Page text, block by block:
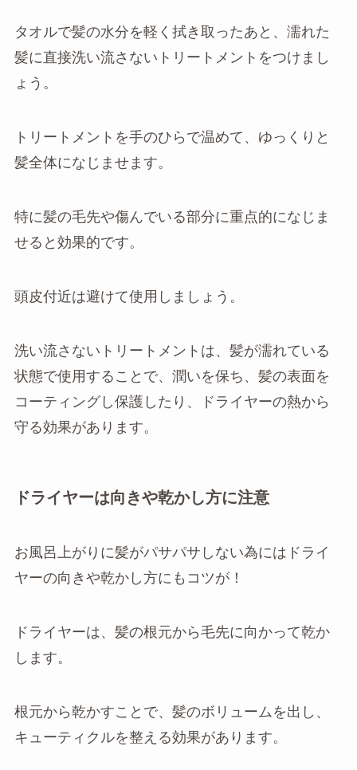
タオルで髪の水分を軽く拭き取ったあと、濡れた
髪に直接洗い流さないトリートメントをつけまし
ょう。
トリートメントを手のひらで温めて、ゆっくりと
髪全体になじませます。
特に髪の毛先や傷んでいる部分に重点的になじま
せると効果的です。
頭皮付近は避けて使用しましょう。
洗い流さないトリートメントは、髪が濡れている
状態で使用することで、潤いを保ち、髪の表面を
コーティングし保護したり、ドライヤーの熱から
守る効果があります。
ドライヤーは向きや乾かし方に注意
お風呂上がりに髪がパサパサしない為にはドライ
ヤーの向きや乾かし方にもコツが！
ドライヤーは、髪の根元から毛先に向かって乾か
します。
根元から乾かすことで、髪のボリュームを出し、
キューティクルを整える効果があります。